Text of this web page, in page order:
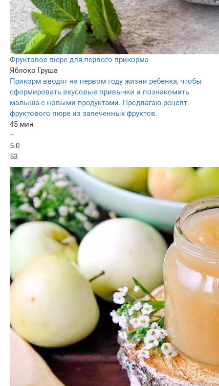
Фруктовое пюре для первого прикорма
Яблоко Груша
Прикорм вводят на первом году жизни ребенка, чтобы
сформировать вкусовые привычки и познакомить
малыша с новыми продуктами. Предлагаю рецепт
фруктового пюре из запеченных фруктов.
45 мин
–
5.0
53